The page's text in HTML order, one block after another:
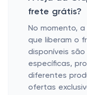
frete grátis?
No momento,
que liberam o
disponíveis
específicas,
diferentes
ofertas